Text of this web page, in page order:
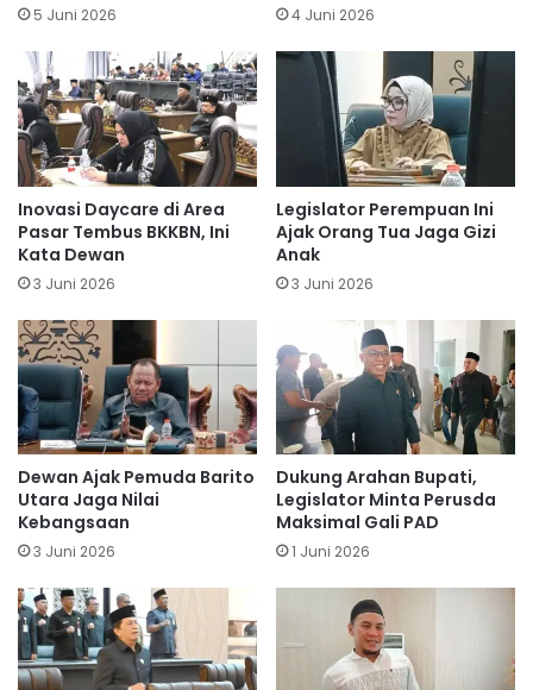
5 Juni 2026 4 Juni 2026
Inovasi Daycare di Area
Pasar Tembus BKKBN, Ini
Kata Dewan
3 Juni 2026
Legislator Perempuan Ini
Ajak Orang Tua Jaga Gizi
Anak
3 Juni 2026
Dewan Ajak Pemuda Barito
Utara Jaga Nilai
Kebangsaan
3 Juni 2026
Dukung Arahan Bupati,
Legislator Minta Perusda
Maksimal Gali PAD
1 Juni 2026